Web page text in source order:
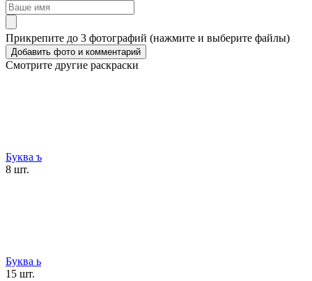
Прикрепите до 3 фотографий (нажмите и выберите файлы)
Смотрите другие раскраски
Буква ъ
8 шт.
Буква ь
15 шт.